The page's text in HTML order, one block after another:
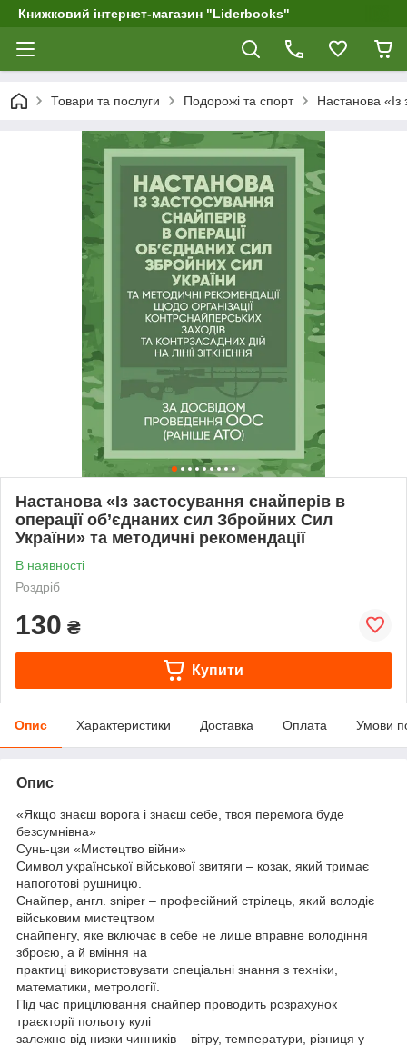
Книжковий інтернет-магазин "Liderbooks"
Товари та послуги Подорожі та спорт Настанова «Із
Настанова «Із застосування снайперів в
операції об’єднаних сил Збройних Сил
України» та методичні рекомендації
В наявності
Роздріб
130 ₴
Купити
Опис Характеристики Доставка Оплата Умови
Опис
«Якщо знаєш ворога і знаєш себе, твоя перемога буде
безсумнівна»
Сунь-цзи «Мистецтво війни»
Символ української військової звитяги – козак, який тримає
напоготові рушницю.
Снайпер, англ. sniper – професійний стрілець, який володіє
військовим мистецтвом
снайпенгу, яке включає в себе не лише вправне володіння
зброєю, а й вміння на
практиці використовувати спеціальні знання з техніки,
математики, метрології.
Під час прицілювання снайпер проводить розрахунок
траєкторії польоту кулі
залежно від низки чинників – вітру, температури, різниця у